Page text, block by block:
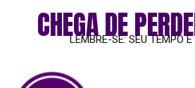
CHEGA DE
LEMBRE-SE: SEU TEMPO E